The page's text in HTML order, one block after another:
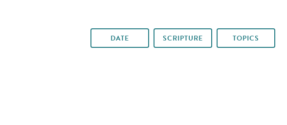
DATE SCRIPTURE TOPICS